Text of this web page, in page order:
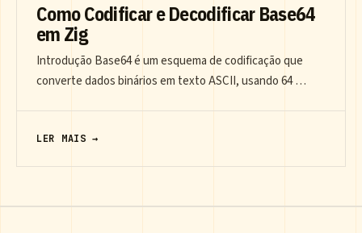
Como Codificar e Decodificar Base64
em Zig
Introdução Base64 é um esquema de codificação que
converte dados binários em texto ASCII, usando 64 …
LER MAIS →